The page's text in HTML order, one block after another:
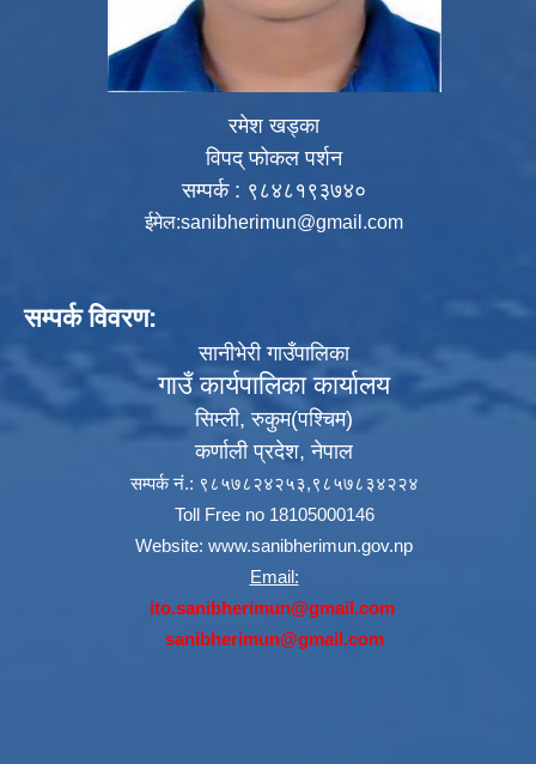
रमेश खड्का
विपद् फोकल पर्शन
सम्पर्क : ९८४८१९३७४०
ईमेल:sanibherimun@gmail.com
सम्पर्क विवरण:
सानीभेरी गाउँपालिका
गाउँ कार्यपालिका कार्यालय
सिम्ली, रुकुम(पश्‍चिम)
कर्णाली प्रदेश, नेपाल
सम्पर्क नं.: ९८५७८२४२५३,९८५७८३४२२४
Toll Free no 18105000146
Website: www.sanibherimun.gov.np
Email:
ito.sanibherimun@gmail.com
sanibherimun@gmail.com